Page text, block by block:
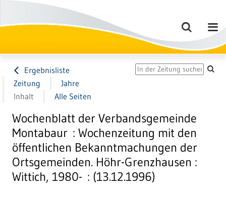
Ergebnisliste
Zeitung
Jahre
Inhalt
Alle Seiten
Wochenblatt der Verbandsgemeinde
Montabaur : Wochenzeitung mit den
öffentlichen Bekanntmachungen der
Ortsgemeinden. Höhr-Grenzhausen :
Wittich, 1980- : (13.12.1996)